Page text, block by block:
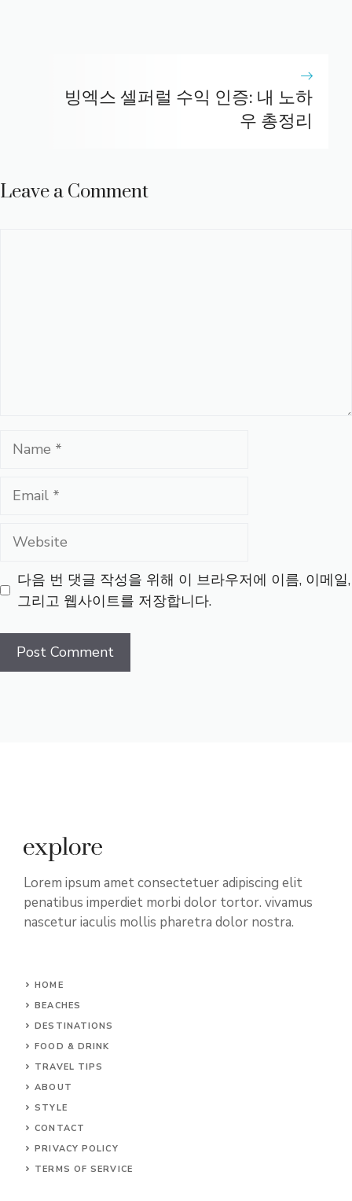
빙엑스 셀퍼럴 수익 인증: 내 노하
우 총정리
Leave a Comment
Name
Email
Website
다음 번 댓글 작성을 위해 이 브라우저에 이름, 이메일,
그리고 웹사이트를 저장합니다.
Lorem ipsum amet consectetuer adipiscing elit
penatibus imperdiet morbi dolor tortor. vivamus
nascetur iaculis mollis pharetra dolor nostra.
HOME
BEACHES
DESTINATIONS
FOOD & DRINK
TRAVEL TIPS
ABOUT
STYLE
CONTACT
PRIVACY POLICY
TERMS OF SERVICE